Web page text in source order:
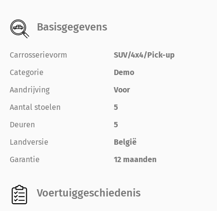
Basisgegevens
Carrosserievorm
SUV/4x4/Pick-up
Categorie
Demo
Aandrijving
Voor
Aantal stoelen
5
Deuren
5
Landversie
België
Garantie
12 maanden
Voertuiggeschiedenis